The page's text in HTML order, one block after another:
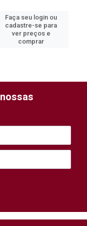
Faça seu login ou
cadastre-se para
ver preços e
comprar